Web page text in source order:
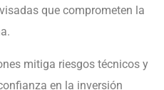
que comprometen la
mitiga riesgos técnicos y
en la inversión